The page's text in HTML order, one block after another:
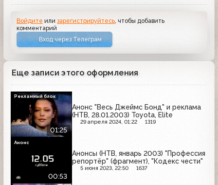
Войдите илизарегистрируйтесь, чтобы добавить
комментарий
Вход через Телеграм
Еще записи этого оформления
01:25
Анонс "Весь Джеймс Бонд" и реклама
(НТВ, 28.01.2003) Toyota, Elite
29 апреля 2024, 01:22 1319
Рекламный блок
00:53
Анонсы (НТВ, январь 2003) "Профессия
репортёр" (фрагмент), "Кодекс чести"
5 июня 2023, 22:50 1637
Анонс